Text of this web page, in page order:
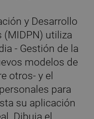
y Desarrollo
(MIDPN) utiliza
- Gestión de la
modelos de
otros- y el
para
su aplicación
Dibuja el